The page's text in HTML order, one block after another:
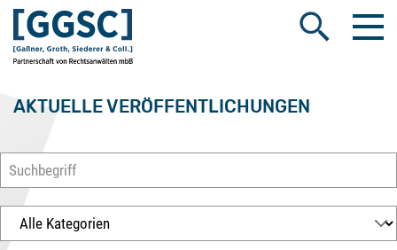
Suche öffnen
AKTUELLE VERÖFFENTLICHUNGEN